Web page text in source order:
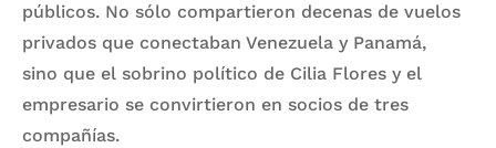
públicos. No sólo compartieron decenas de vuelos
privados que conectaban Venezuela y Panamá,
sino que el sobrino político de Cilia Flores y el
empresario se convirtieron en socios de tres
compañías.